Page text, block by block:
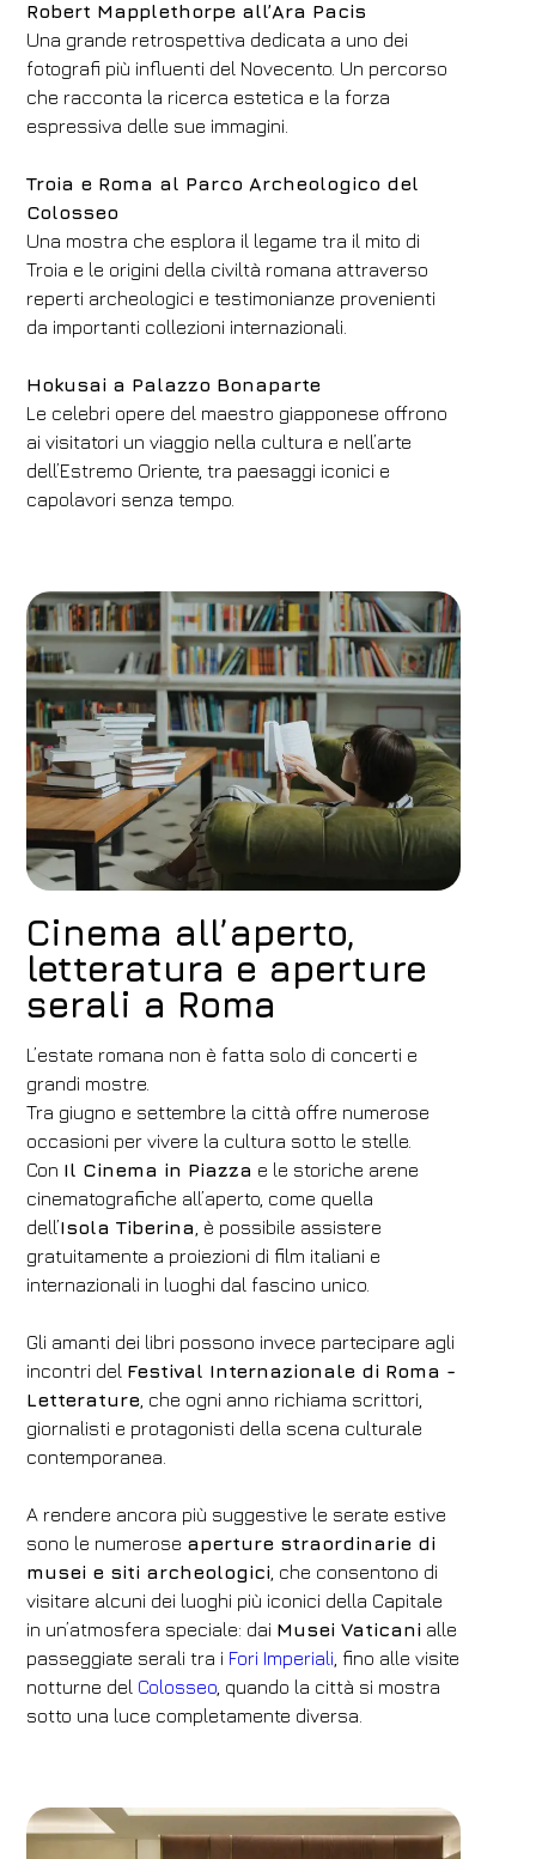
07/ 08/ 2026 08 08/2026
Camere Adulti Bambini
Codice sconto
Prenota
Robert Mapplethorpe all’Ara Pacis
Una grande retrospettiva dedicata a uno dei
fotografi più influenti del Novecento. Un percorso
che racconta la ricerca estetica e la forza
espressiva delle sue immagini.
Troia e Roma al Parco Archeologico del
Colosseo
Una mostra che esplora il legame tra il mito di
Troia e le origini della civiltà romana attraverso
reperti archeologici e testimonianze provenienti
da importanti collezioni internazionali.
Hokusai a Palazzo Bonaparte
Le celebri opere del maestro giapponese offrono
ai visitatori un viaggio nella cultura e nell’arte
dell’Estremo Oriente, tra paesaggi iconici e
capolavori senza tempo.
Cinema all’aperto,
letteratura e aperture
serali a Roma
L’estate romana non è fatta solo di concerti e
grandi mostre.
Tra giugno e settembre la città offre numerose
occasioni per vivere la cultura sotto le stelle.
Con Il Cinema in Piazza e le storiche arene
cinematografiche all’aperto, come quella
dell’Isola Tiberina , è possibile assistere
gratuitamente a proiezioni di film italiani e
internazionali in luoghi dal fascino unico.
Gli amanti dei libri possono invece partecipare agli
incontri del Festival Internazionale di Roma -
Letterature , che ogni anno richiama scrittori,
giornalisti e protagonisti della scena culturale
contemporanea.
A rendere ancora più suggestive le serate estive
sono le numerose aperture straordinarie di
musei e siti archeologici , che consentono di
visitare alcuni dei luoghi più iconici della Capitale
in un’atmosfera speciale: dai Musei Vaticani alle
passeggiate serali tra i Fori Imperiali , fino alle visite
notturne del Colosseo , quando la città si mostra
sotto una luce completamente diversa.